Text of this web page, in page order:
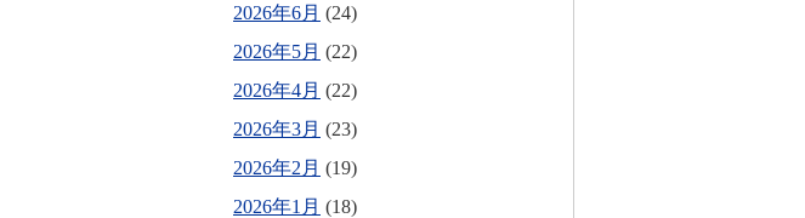
2026年6月 (24)
2026年5月 (22)
2026年4月 (22)
2026年3月 (23)
2026年2月 (19)
2026年1月 (18)